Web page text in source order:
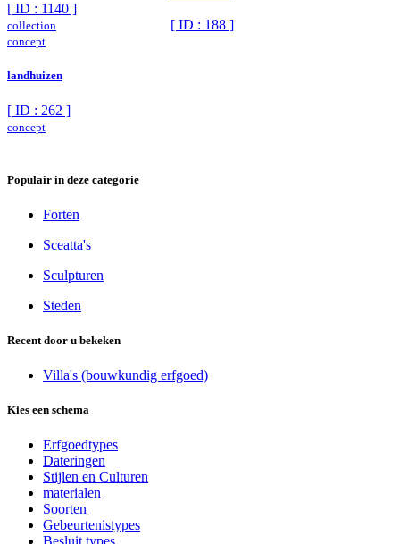
[ ID : 1140 ]
collection [ ID : 188 ]
concept
landhuizen
[ ID : 262 ]
concept
Populair in deze categorie
Forten
Sceatta's
Sculpturen
Steden
Recent door u bekeken
Villa's (bouwkundig erfgoed)
Kies een schema
Erfgoedtypes
Dateringen
Stijlen en Culturen
materialen
Soorten
Gebeurtenistypes